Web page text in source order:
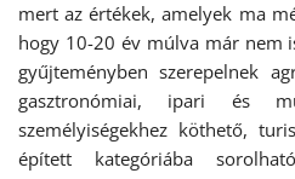
mert az értékek, amelyek ma
hogy 10-20 év múlva már nem
gyűjteményben szerepelnek
gasztronómiai, ipari és
személyiségekhez köthető,
épített kategóriába